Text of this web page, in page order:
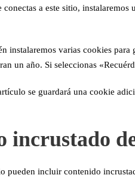
conectas a este sitio,
instalaremos varias cookies
un año. Si seleccionas
se guardará una cookie
incrustado
pueden incluir contenido